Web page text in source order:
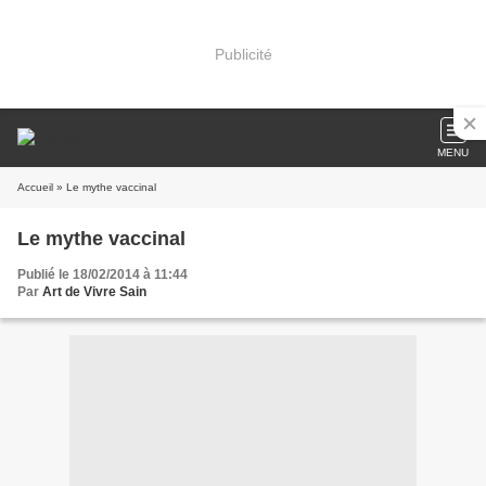
Publicité
MENU
Accueil » Le mythe vaccinal
Le mythe vaccinal
Publié le 18/02/2014 à 11:44
Par Art de Vivre Sain